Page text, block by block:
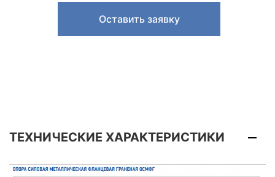
Оставить заявку
ТЕХНИЧЕСКИЕ ХАРАКТЕРИСТИКИ